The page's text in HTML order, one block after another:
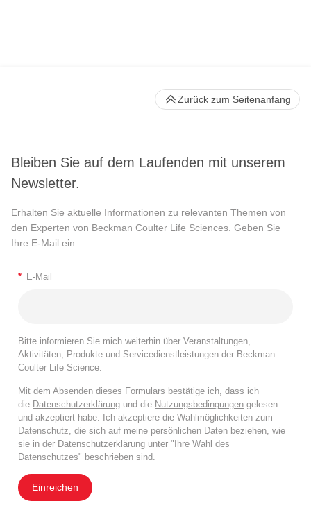
Bleiben Sie auf dem Laufenden mit unserem
Newsletter.
Erhalten Sie aktuelle Informationen zu relevanten Themen von
den Experten von Beckman Coulter Life Sciences. Geben Sie
Ihre E-Mail ein.
* E-Mail
Bitte informieren Sie mich weiterhin über Veranstaltungen,
Aktivitäten, Produkte und Servicedienstleistungen der Beckman
Coulter Life Science.
Mit dem Absenden dieses Formulars bestätige ich, dass ich
die Datenschutzerklärung und die Nutzungsbedingungen gelesen
und akzeptiert habe. Ich akzeptiere die Wahlmöglichkeiten zum
Datenschutz, die sich auf meine persönlichen Daten beziehen, wie
sie in der Datenschutzerklärung unter "Ihre Wahl des
Datenschutzes" beschrieben sind.
Einreichen
Zurück zum Seitenanfang